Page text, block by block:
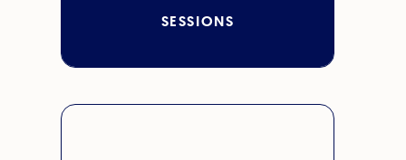
SESSIONS